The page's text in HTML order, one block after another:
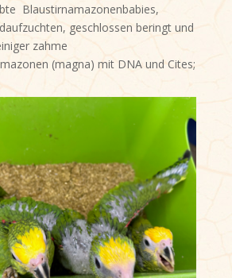
Blaustirnamazonenbabies,
geschlossen beringt und
zahme
(magna) mit DNA und Cites;